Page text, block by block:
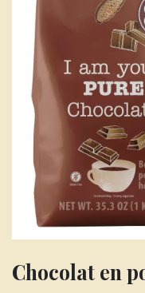
Chocolat en